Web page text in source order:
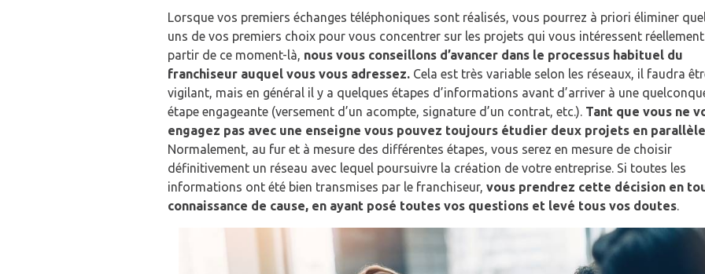
Lorsque vos premiers échanges téléphoniques sont réalisés, vous pourrez à priori éliminer
uns de vos premiers choix pour vous concentrer sur les projets qui vous intéressent
partir de ce moment-là, nous vous conseillons d’avancer dans le processus habituel du
franchiseur auquel vous vous adressez. Cela est très variable selon les réseaux, il faudra
vigilant, mais en général il y a quelques étapes d’informations avant d’arriver à une
étape engageante (versement d’un acompte, signature d’un contrat, etc.). Tant que vous ne
engagez pas avec une enseigne vous pouvez toujours étudier deux projets en parallèle
Normalement, au fur et à mesure des différentes étapes, vous serez en mesure de choisir
définitivement un réseau avec lequel poursuivre la création de votre entreprise. Si toutes les
informations ont été bien transmises par le franchiseur, vous prendrez cette décision en
connaissance de cause, en ayant posé toutes vos questions et levé tous vos doutes.